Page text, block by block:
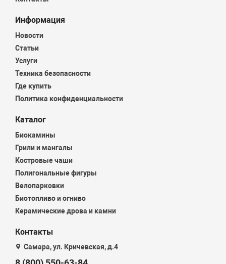
Информация
Новости
Статьи
Услуги
Техника безопасности
Где купить
Политика конфиденциальности
Каталог
Биокамины
Грили и мангалы
Костровые чаши
Полигональные фигуры
Велопарковки
Биотопливо и огниво
Керамические дрова и камни
Контакты
Самара, ул. Кричевская, д.4